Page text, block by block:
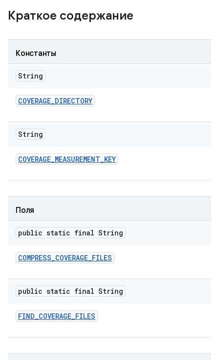
Краткое содержание
Константы
String
COVERAGE_DIRECTORY
String
COVERAGE_MEASUREMENT_KEY
Поля
public static final String
COMPRESS_COVERAGE_FILES
public static final String
FIND_COVERAGE_FILES